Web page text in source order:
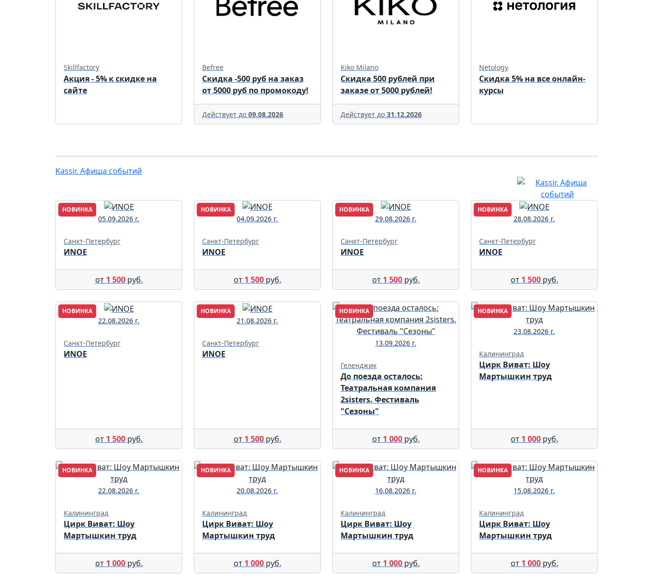
Skillfactory
Акция - 5% к скидке на
сайте
Befree
Скидка -500 руб на заказ
от 5000 руб по промокоду!
Действует до 09.08.2026
Kiko Milano
Скидка 500 рублей при
заказе от 5000 рублей!
Действует до 31.12.2026
Netology
Скидка 5% на все онлайн-
курсы
Kassir. Афиша событий
НОВИНКА
05.09.2026 г.
Санкт-Петербург
ИNОЕ
от 1 500руб.
НОВИНКА
04.09.2026 г.
Санкт-Петербург
ИNОЕ
от 1 500руб.
НОВИНКА
29.08.2026 г.
Санкт-Петербург
ИNОЕ
от 1 500руб.
НОВИНКА
28.08.2026 г.
Санкт-Петербург
ИNОЕ
от 1 500руб.
НОВИНКА
22.08.2026 г.
Санкт-Петербург
ИNОЕ
от 1 500руб.
НОВИНКА
21.08.2026 г.
Санкт-Петербург
ИNОЕ
от 1 500руб.
НОВИНКА
13.09.2026 г.
Геленджик
До поезда осталось:
Театральная компания
2sisters. Фестиваль
"Сезоны"
от 1 000руб.
НОВИНКА
23.08.2026 г.
Калининград
Цирк Виват: Шоу
Мартышкин труд
от 1 000руб.
НОВИНКА
22.08.2026 г.
Калининград
Цирк Виват: Шоу
Мартышкин труд
от 1 000руб.
НОВИНКА
20.08.2026 г.
Калининград
Цирк Виват: Шоу
Мартышкин труд
от 1 000руб.
НОВИНКА
16.08.2026 г.
Калининград
Цирк Виват: Шоу
Мартышкин труд
от 1 000руб.
НОВИНКА
15.08.2026 г.
Калининград
Цирк Виват: Шоу
Мартышкин труд
от 1 000руб.